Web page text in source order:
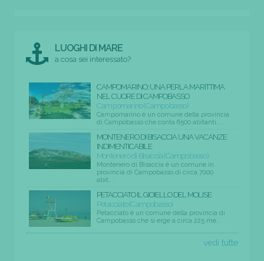
LUOGHI DI MARE
a cosa sei interessato?
CAMPOMARINO: UNA PERLA MARITTIMA
NEL CUORE DI CAMPOBASSO
Campomarino (Campobasso)
Campomarino è un comune della provincia
di Campobasso che conta 6500 abitanti....
MONTENERO DI BISACCIA UNA VACANZE
INDIMENTICABILE
Montenero di Bisaccia (Campobasso)
Montenero di Bisaccia è un comune in
provincia di Campobasso di circa 7000
abit...
PETACCIATO IL GIOIELLO DEL MOLISE
Petacciato (Campobasso)
Petacciato è un comune della provincia di
Campobasso che si erge a circa 225 me...
vedi tutte